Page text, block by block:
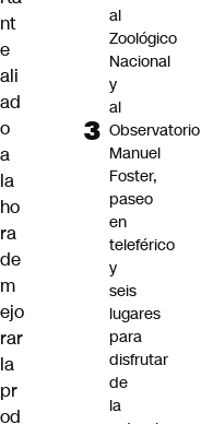
nt
e
ali
ad
o
a
la
ho
ra
de
m
ejo
rar
la
pr
od
al
Zoológico
Nacional
y
al
Observatorio
Manuel
Foster,
paseo
en
teleférico
y
seis
lugares
para
disfrutar
de
la